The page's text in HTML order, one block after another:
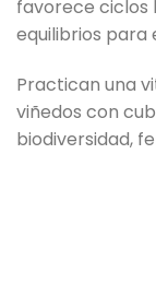
favorece ciclos
equilibrios para
Practican una
viñedos con
biodiversidad,